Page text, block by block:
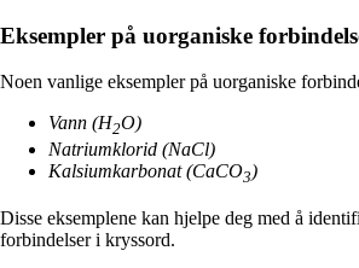
Eksempler på uorganiske
Noen vanlige eksempler på uorganiske
Vann (H2O)
Natriumklorid (NaCl)
Kalsiumkarbonat (CaCO3)
Disse eksemplene kan hjelpe deg med å
forbindelser i kryssord.